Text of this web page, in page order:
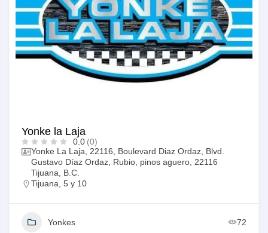
Yonke la Laja
0.0 (0)
Yonke La Laja, 22116, Boulevard Diaz Ordaz, Blvd.
Gustavo Díaz Ordaz, Rubio, pinos aguero, 22116
Tijuana, B.C.
Tijuana 5 y 10
Yonkes 72